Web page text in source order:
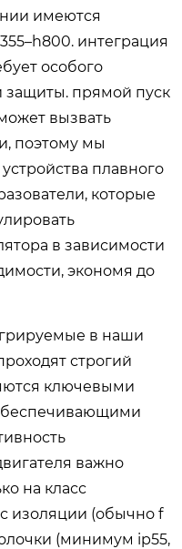
имеются
интеграция
особого
защиты. прямой пуск
вызвать
поэтому мы
плавного
которые
в зависимости
экономя до
в наши
строгий
ключевыми
важно
на класс
изоляции (обычно f
(минимум ip55,